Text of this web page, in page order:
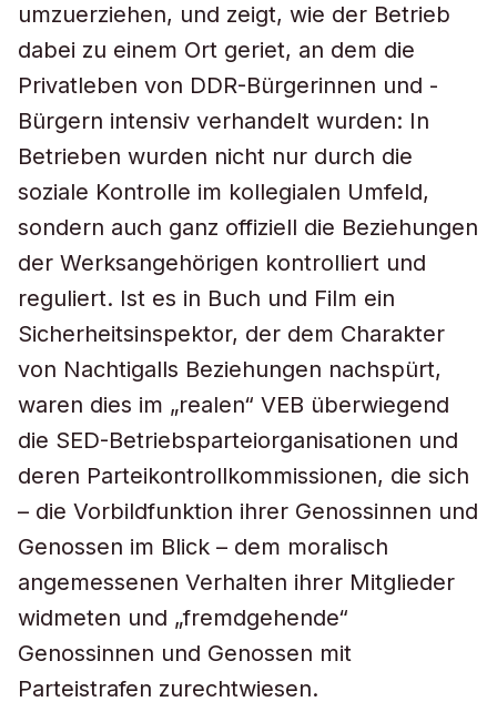
umzuerziehen, und zeigt, wie der Betrieb
dabei zu einem Ort geriet, an dem die
Privatleben von DDR-Bürgerinnen und -
Bürgern intensiv verhandelt wurden: In
Betrieben wurden nicht nur durch die
soziale Kontrolle im kollegialen Umfeld,
sondern auch ganz offiziell die Beziehungen
der Werksangehörigen kontrolliert und
reguliert. Ist es in Buch und Film ein
Sicherheitsinspektor, der dem Charakter
von Nachtigalls Beziehungen nachspürt,
waren dies im „realen“ VEB überwiegend
die SED-Betriebsparteiorganisationen und
deren Parteikontrollkommissionen, die sich
– die Vorbildfunktion ihrer Genossinnen und
Genossen im Blick – dem moralisch
angemessenen Verhalten ihrer Mitglieder
widmeten und „fremdgehende“
Genossinnen und Genossen mit
Parteistrafen zurechtwiesen.